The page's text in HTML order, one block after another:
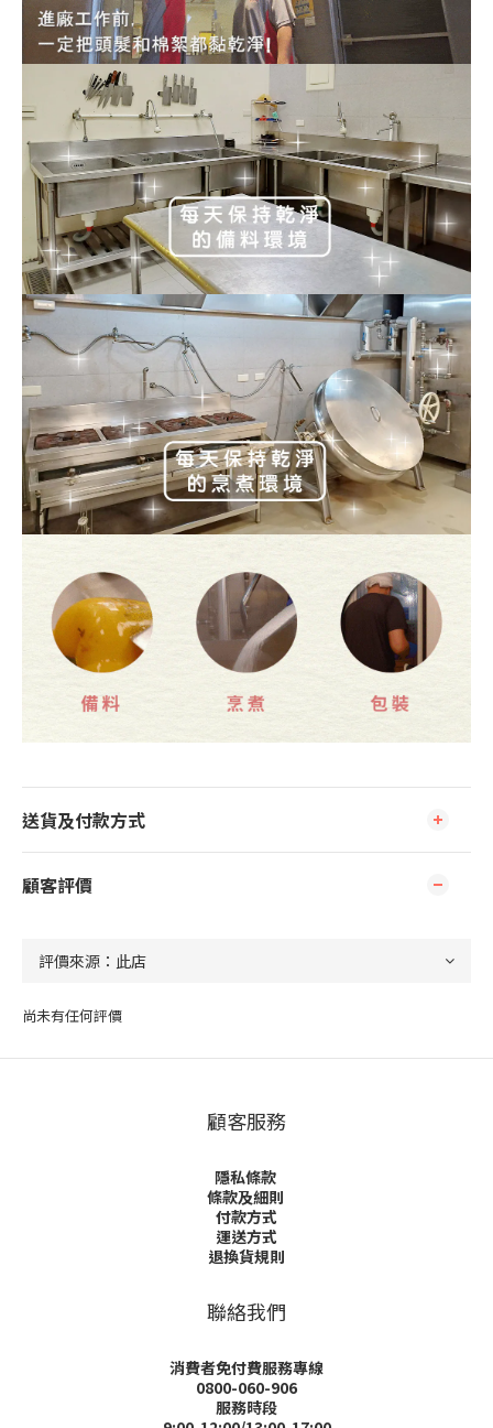
送貨及付款方式
顧客評價
尚未有任何評價
顧客服務
隱私條款
條款及細則
付款方式
運送方式
退換貨規則
聯絡我們
消費者免付費服務專線
0800-060-906
服務時段